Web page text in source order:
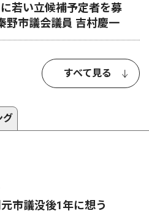
若い立候補予定者を募
市議会議員 吉村慶一
すべて見る
グ
市議没後1年に想う